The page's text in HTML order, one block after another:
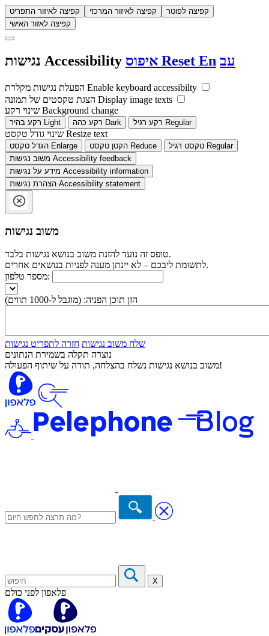
קפיצה לאיזור התפריט קפיצה לאיזור המרכזי
קפיצה לפוטר
קפיצה לאזור האישי
Accessibility Reset En עב
Enable keyboard accessibilty
Display image texts
Background change
Light Dark Regular
Resize text
Enlarge Reduce
Regular
Accessibility feedback
Accessibility information
Accessibility statement
משוב נגישות
טופס זה נועד להזנת משוב בנושא נגישות בלבד.
לתשומת ליבכם – לא יינתן מענה לפניות בנושאים אחרים.
מספר טלפון:
הזן תוכן הפניה: (מוגבל ל-1000 תווים)
שלח משוב נגישות חזרה לתפריט נגישות
נוצרה תקלה בשמירת הנתונים
משוב בנושא נגישות נשלח בהצלחה, תודה על שיתוף הפעולה!
X
פלאפון לפני כולם